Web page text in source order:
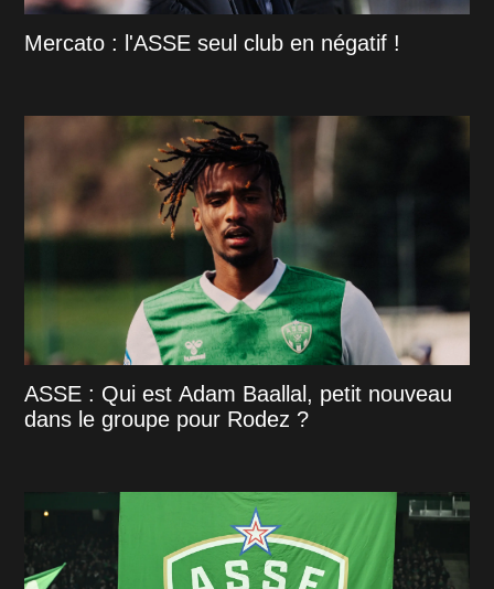
Mercato : l'ASSE seul club en négatif !
ASSE : Qui est Adam Baallal, petit nouveau
dans le groupe pour Rodez ?